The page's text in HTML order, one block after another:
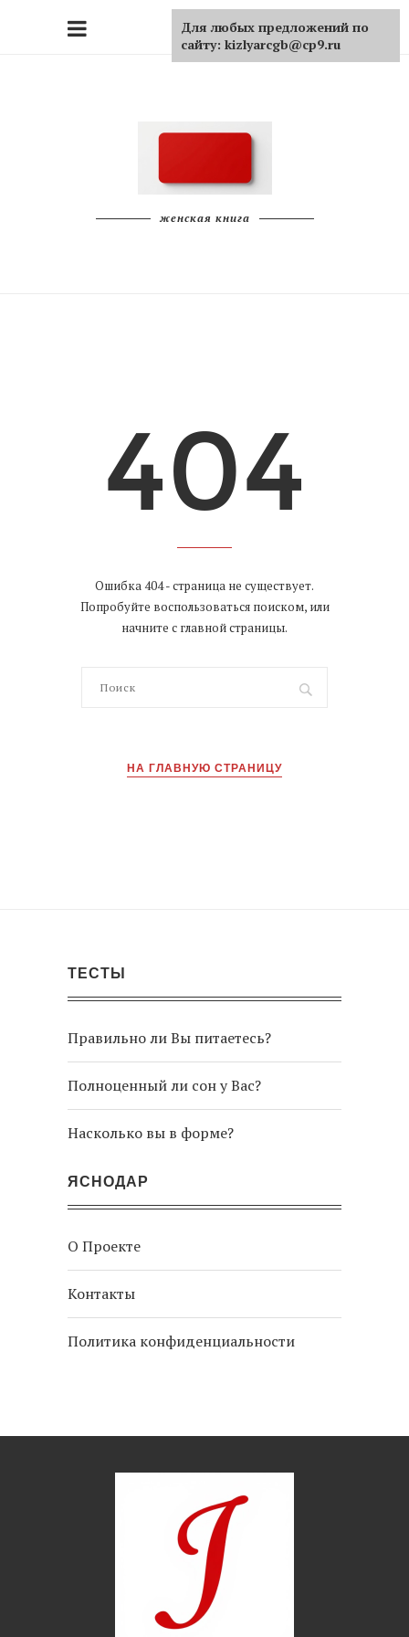
женская книга
Ошибка 404 - страница не существует.
Попробуйте воспользоваться поиском, или
начните с главной страницы.
НА ГЛАВНУЮ СТРАНИЦУ
ТЕСТЫ
Правильно ли Вы питаетесь?
Полноценный ли сон у Вас?
Насколько вы в форме?
ЯСНОДАР
О Проекте
Контакты
Политика конфиденциальности
Для любых предложений по
сайту: kizlyarcgb@cp9.ru